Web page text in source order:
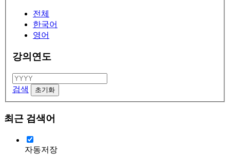
전체
한국어
영어
강의연도
검색
최근 검색어
자동저장